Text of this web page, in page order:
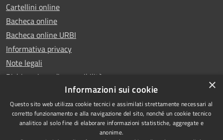
Cartellini online
Bacheca online
Bacheca online URBI
Informativa privacy
Note legali
Dichiarazione di accessibilità
RSS
Copyright © 2025 Comune di
×
Informazioni sui cookie
Questo sito web utilizza cookie tecnici e assimilati strettamente necessari al
corretto funzionamento e alla navigazione del sito, nonché un cookie tecnico
analitico al solo fine di elaborare informazioni statistiche, aggregate e
anonime.